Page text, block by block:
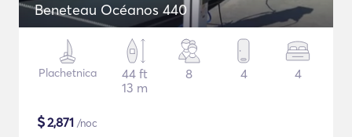
Beneteau Océanos 440
Plachetnica
44 ft
13 m
8 4 4
$2,871 /noc